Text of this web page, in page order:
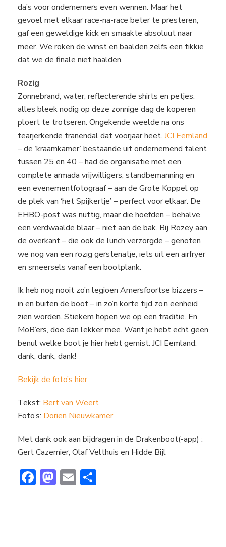
da’s voor ondernemers even wennen. Maar het
gevoel met elkaar race-na-race beter te presteren,
gaf een geweldige kick en smaakte absoluut naar
meer. We roken de winst en baalden zelfs een tikkie
dat we de finale niet haalden.
Rozig
Zonnebrand, water, reflecterende shirts en petjes:
alles bleek nodig op deze zonnige dag de koperen
ploert te trotseren. Ongekende weelde na ons
tearjerkende tranendal dat voorjaar heet. JCI Eemland
– de ‘kraamkamer’ bestaande uit ondernemend talent
tussen 25 en 40 – had de organisatie met een
complete armada vrijwilligers, standbemanning en
een evenementfotograaf – aan de Grote Koppel op
de plek van ‘het Spijkertje’ – perfect voor elkaar. De
EHBO-post was nuttig, maar die hoefden – behalve
een verdwaalde blaar – niet aan de bak. Bij Rozey aan
de overkant – die ook de lunch verzorgde – genoten
we nog van een rozig gerstenatje, iets uit een airfryer
en smeersels vanaf een bootplank.
Ik heb nog nooit zo’n legioen Amersfoortse bizzers –
in en buiten de boot – in zo’n korte tijd zo’n eenheid
zien worden. Stiekem hopen we op een traditie. En
MoB’ers, doe dan lekker mee. Want je hebt echt geen
benul welke boot je hier hebt gemist. JCI Eemland:
dank, dank, dank!
Bekijk de foto’s hier
Tekst: Bert van Weert
Foto’s: Dorien Nieuwkamer
Met dank ook aan bijdragen in de Drakenboot(-app) :
Gert Cazemier, Olaf Velthuis en Hidde Bijl
F M E